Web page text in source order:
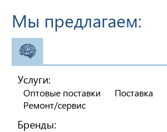
Мы предлагаем:
Услуги:
Оптовые поставки Поставка
Ремонт/сервис
Бренды: